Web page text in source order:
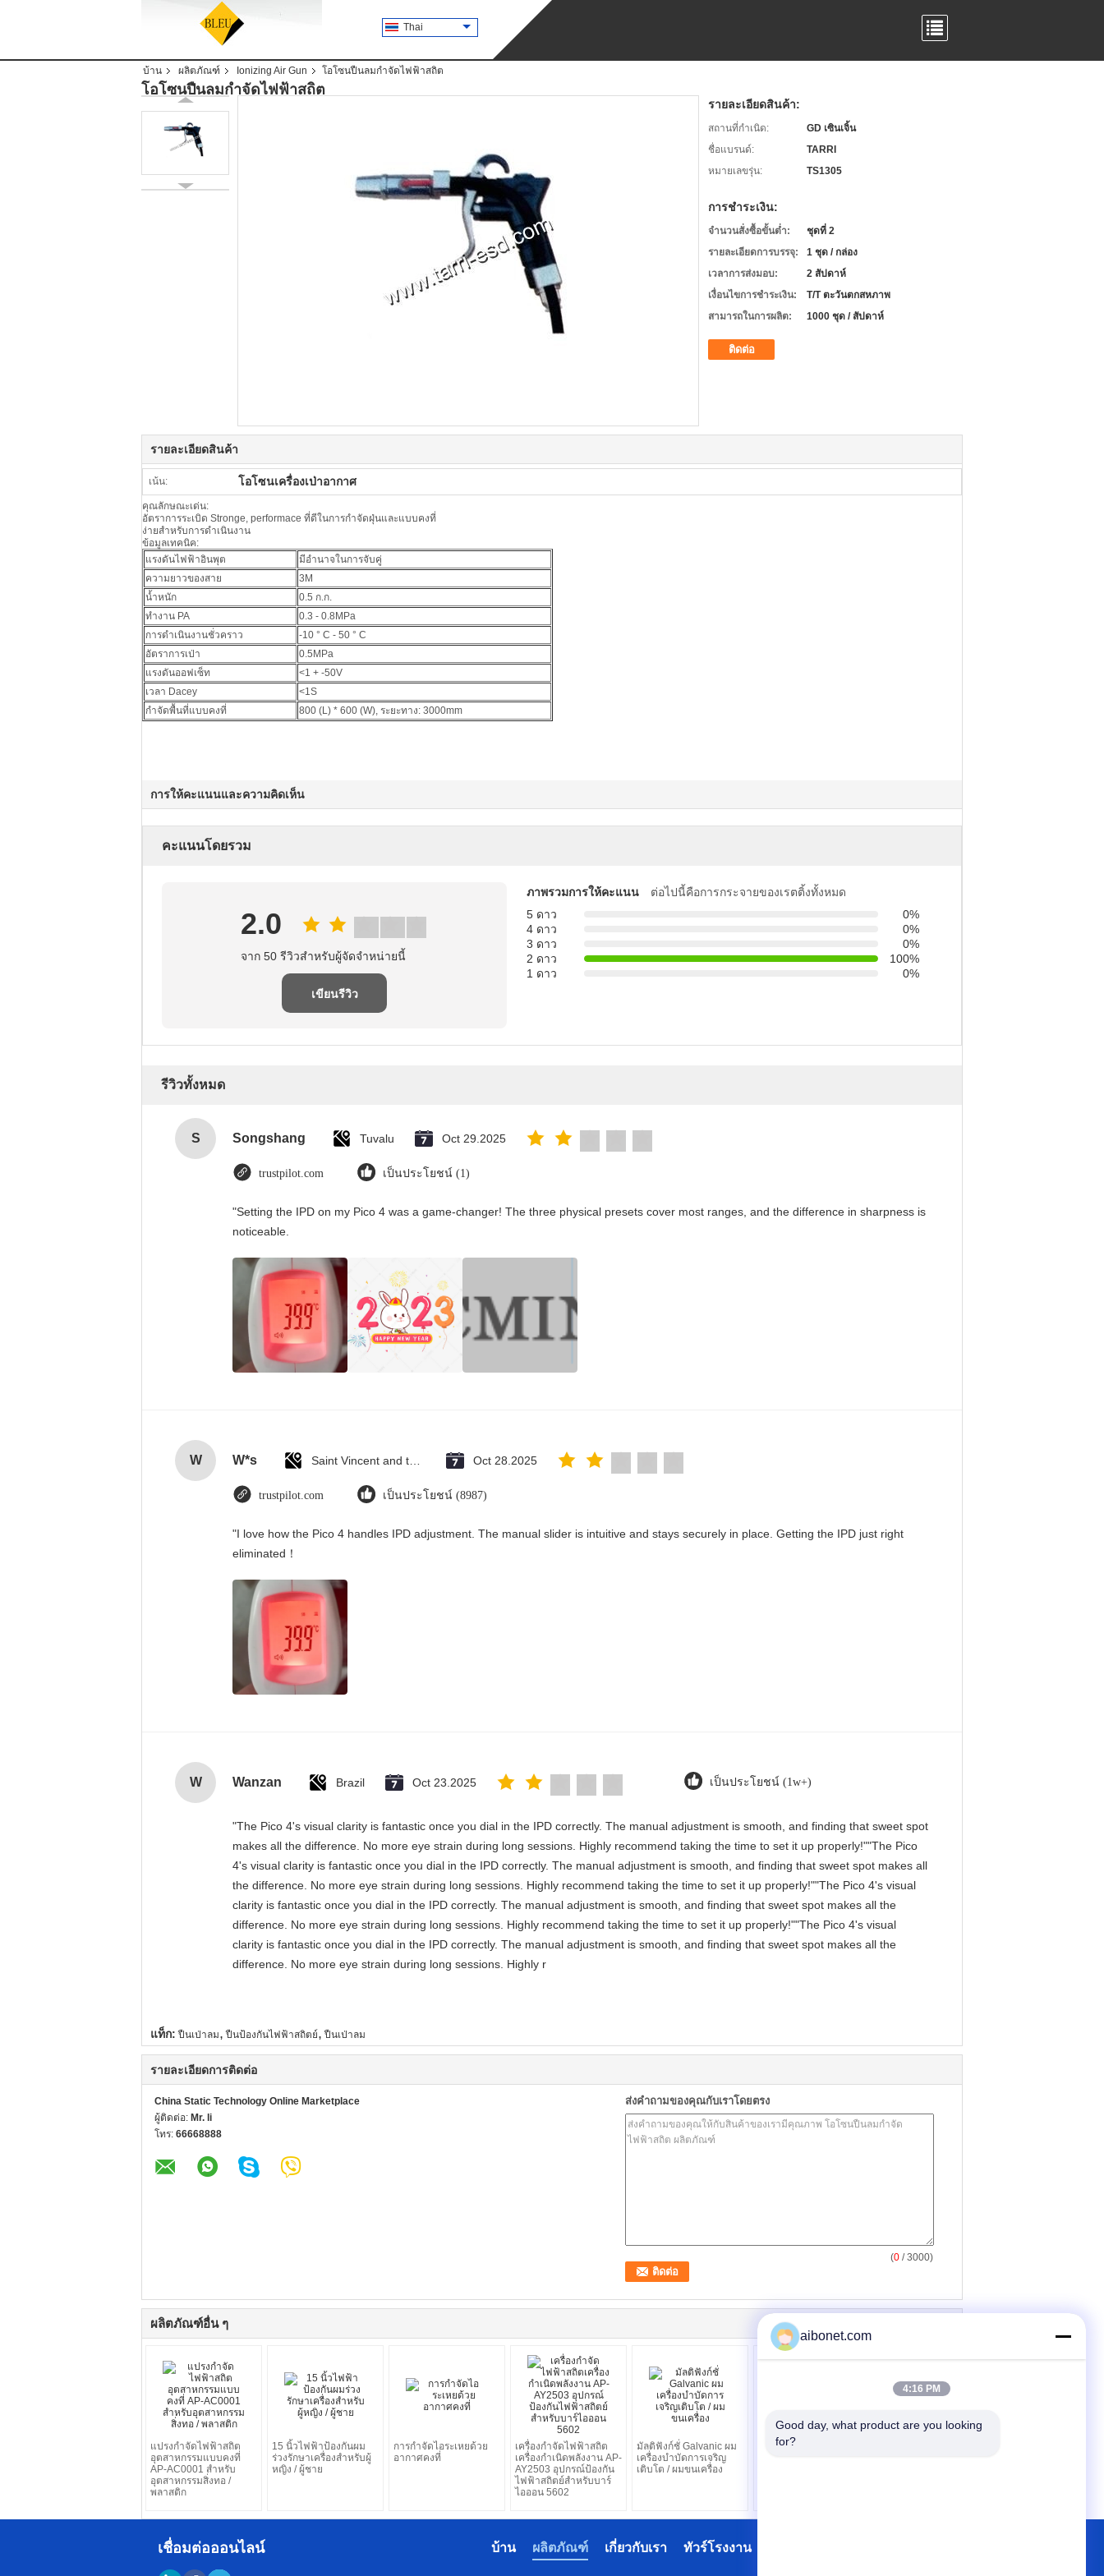
Thai
บ้าน ผลิตภัณฑ์ Ionizing Air Gun โอโซนปืนลมกำจัดไฟฟ้าสถิต
โอโซนปืนลมกำจัดไฟฟ้าสถิต
รายละเอียดสินค้า:
สถานที่กำเนิด:
GD เซินเจิ้น
ชื่อแบรนด์:
TARRI
หมายเลขรุ่น:
TS1305
การชำระเงิน:
จำนวนสั่งซื้อขั้นต่ำ:
ชุดที่ 2
รายละเอียดการบรรจุ:
1 ชุด / กล่อง
เวลาการส่งมอบ:
2 สัปดาห์
เงื่อนไขการชำระเงิน:
T/T ตะวันตกสหภาพ
สามารถในการผลิต:
1000 ชุด / สัปดาห์
ติดต่อ
รายละเอียดสินค้า
เน้น: โอโซนเครื่องเป่าอากาศ
คุณลักษณะเด่น:
อัตราการระเบิด Stronge, performace ที่ดีในการกำจัดฝุ่นและแบบคงที่
ง่ายสำหรับการดำเนินงาน
ข้อมูลเทคนิค:
แรงดันไฟฟ้าอินพุต
มีอำนาจในการจับคู่
ความยาวของสาย
3M
น้ำหนัก
0.5 ก.ก.
ทำงาน PA
0.3 - 0.8MPa
การดำเนินงานชั่วคราว
-10 ° C - 50 ° C
อัตราการเป่า
0.5MPa
แรงดันออฟเซ็ท
<1 + -50V
เวลา Dacey
<1S
กำจัดพื้นที่แบบคงที่
800 (L) * 600 (W), ระยะทาง: 3000mm
การให้คะแนนและความคิดเห็น
คะแนนโดยรวม
2.0
จาก 50 รีวิวสําหรับผู้จัดจําหน่ายนี้
เขียนรีวิว
ภาพรวมการให้คะแนน
ต่อไปนี้คือการกระจายของเรตติ้งทั้งหมด
5 ดาว
0%
4 ดาว
0%
3 ดาว
0%
2 ดาว
100%
1 ดาว
0%
รีวิวทั้งหมด
S Songshang Tuvalu Oct 29.2025
trustpilot.com เป็นประโยชน์ (1)
"Setting the IPD on my Pico 4 was a game-changer! The three physical presets cover most ranges, and the difference in sharpness is
noticeable.
W W*s Oct 28.2025
trustpilot.com เป็นประโยชน์ (8987)
"I love how the Pico 4 handles IPD adjustment. The manual slider is intuitive and stays securely in place. Getting the IPD just right
eliminated！
W Wanzan Brazil Oct 23.2025 เป็นประโยชน์ (1w+)
"The Pico 4's visual clarity is fantastic once you dial in the IPD correctly. The manual adjustment is smooth, and finding that sweet spot
makes all the difference. No more eye strain during long sessions. Highly recommend taking the time to set it up properly!""The Pico
4's visual clarity is fantastic once you dial in the IPD correctly. The manual adjustment is smooth, and finding that sweet spot makes all
the difference. No more eye strain during long sessions. Highly recommend taking the time to set it up properly!""The Pico 4's visual
clarity is fantastic once you dial in the IPD correctly. The manual adjustment is smooth, and finding that sweet spot makes all the
difference. No more eye strain during long sessions. Highly recommend taking the time to set it up properly!""The Pico 4's visual
clarity is fantastic once you dial in the IPD correctly. The manual adjustment is smooth, and finding that sweet spot makes all the
difference. No more eye strain during long sessions. Highly r
แท็ก: ปืนเป่าลม, ปืนป้องกันไฟฟ้าสถิตย์, ปืนเป่าลม
รายละเอียดการติดต่อ
China Static Technology Online Marketplace
ผู้ติดต่อ: Mr. li
โทร: 66668888
ส่งคำถามของคุณกับเราโดยตรง
(0 / 3000)
ผลิตภัณฑ์อื่น ๆ
แปรงกำจัดไฟฟ้าสถิต
อุตสาหกรรมแบบคงที่
AP-AC0001 สำหรับ
อุตสาหกรรมสิ่งทอ /
พลาสติก
15 นิ้วไฟฟ้าป้องกันผม
ร่วงรักษาเครื่องสำหรับผู้
หญิง / ผู้ชาย
การกำจัดไอระเหยด้วย
อากาศคงที่
เครื่องกำจัดไฟฟ้าสถิต
เครื่องกำเนิดพลังงาน AP-
AY2503 อุปกรณ์ป้องกัน
ไฟฟ้าสถิตย์สำหรับบาร์
ไอออน 5602
มัลติฟังก์ชั่ Galvanic ผม
เครื่องบำบัดการเจริญ
เติบโต / ผมขนเครื่อง
งูสวัด Ionizer ปืนป้องกัน
เชื่อมต่อออนไลน์ ทัวร์โรงงาน
เกี่ยวกับเรา
ผลิตภัณฑ์
บ้าน
aibonet.com
4:16 PM
Good day, what product are you looking
for?